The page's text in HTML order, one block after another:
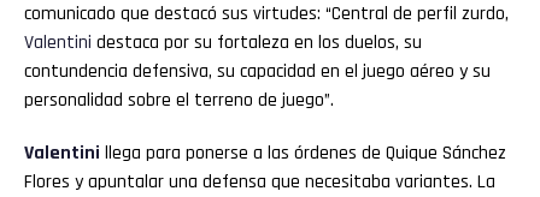
comunicado que destacó sus virtudes: “Central de perfil zurdo,
Valentini destaca por su fortaleza en los duelos, su
contundencia defensiva, su capacidad en el juego aéreo y su
personalidad sobre el terreno de juego”.
Valentini llega para ponerse a las órdenes de Quique Sánchez
Flores y apuntalar una defensa que necesitaba variantes. La